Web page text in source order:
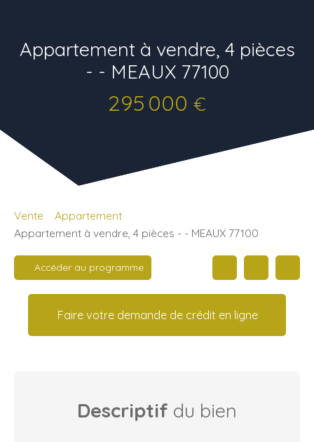
Appartement à vendre, 4 pièces
- - MEAUX 77100
295 000 €
Vente
Appartement
Appartement à vendre, 4 pièces - - MEAUX 77100
Accéder au programme
Faire votre demande de crédit en ligne
Descriptif du bien